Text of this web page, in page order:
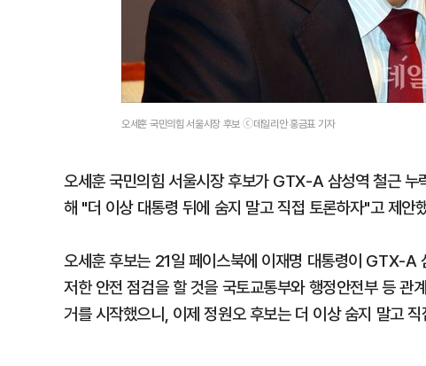
오세훈 국민의힘 서울시장 후보 ⓒ데일리안 홍금표 기자
오세훈 국민의힘 서울시장 후보가 GTX-A 삼성역 철근
해 "더 이상 대통령 뒤에 숨지 말고 직접 토론하자"고 제안
오세훈 후보는 21일 페이스북에 이재명 대통령이 GTX-A
저한 안전 점검을 할 것을 국토교통부와 행정안전부 등 관
거를 시작했으니, 이제 정원오 후보는 더 이상 숨지 말고